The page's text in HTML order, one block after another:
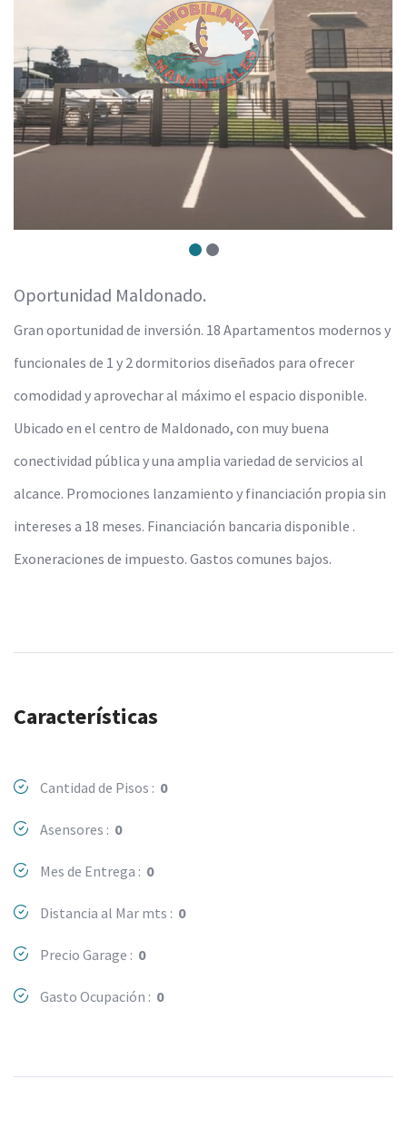
Oportunidad Maldonado.
Gran oportunidad de inversión. 18 Apartamentos modernos y
funcionales de 1 y 2 dormitorios diseñados para ofrecer
comodidad y aprovechar al máximo el espacio disponible.
Ubicado en el centro de Maldonado, con muy buena
conectividad pública y una amplia variedad de servicios al
alcance. Promociones lanzamiento y financiación propia sin
intereses a 18 meses. Financiación bancaria disponible .
Exoneraciones de impuesto. Gastos comunes bajos.
Características
Cantidad de Pisos : 0
Asensores : 0
Mes de Entrega : 0
Distancia al Mar mts : 0
Precio Garage : 0
Gasto Ocupación : 0